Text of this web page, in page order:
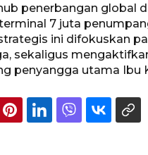
penerbangan global
7 juta
ini difokuskan
sekaligus
penyangga utama Ibu